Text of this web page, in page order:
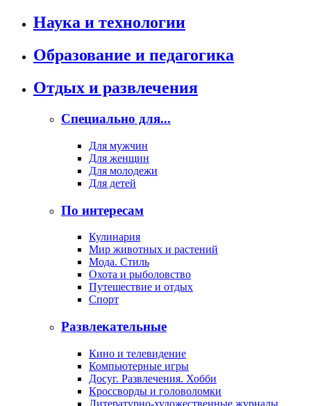
Наука и технологии
Образование и педагогика
Отдых и развлечения
Специально для...
Для мужчин
Для женщин
Для молодежи
Для детей
По интересам
Кулинария
Мир животных и растений
Мода. Стиль
Охота и рыболовство
Путешествие и отдых
Спорт
Развлекательные
Кино и телевидение
Компьютерные игры
Досуг. Развлечения. Хобби
Кроссворды и головоломки
Литературно-художественные журналы